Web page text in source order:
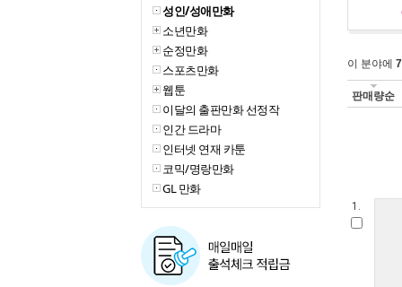
성인/성애만화
소년만화
순정만화
스포츠만화
웹툰
이달의 출판만화 선정작
인간 드라마
인터넷 연재 카툰
코믹/명랑만화
GL 만화
이 분야에
판매량순
1.